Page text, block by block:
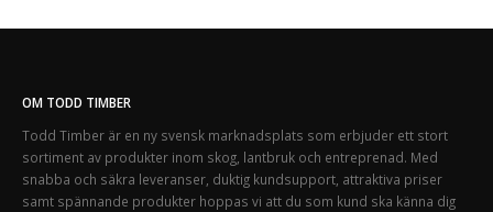
OM TODD TIMBER
Todd Timber är en ny svensk marknadsplats som erbjuder ett stort
sortiment av produkter inom skog, lantbruk och entreprenad. Med
snabba och säkra leveranser, duktig kundsupport, attraktiva priser
samt spännande produkter hoppas vi att du som kund ska känna dig